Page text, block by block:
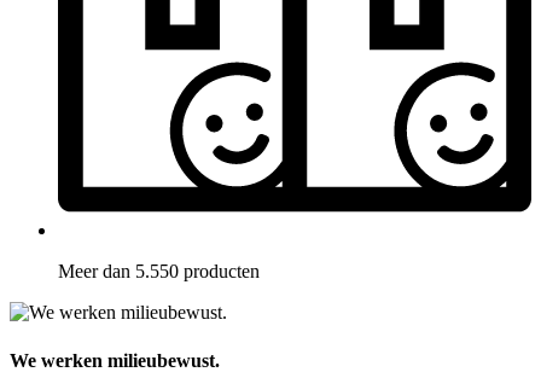
Meer dan 5.550 producten
We werken milieubewust.